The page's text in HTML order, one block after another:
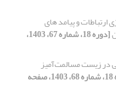
و پیامد های
[دوره 18، شماره 67، 1403،
در زیست مسالمت‌آمیز
[دوره 18، شماره 68، 1403، صفحه